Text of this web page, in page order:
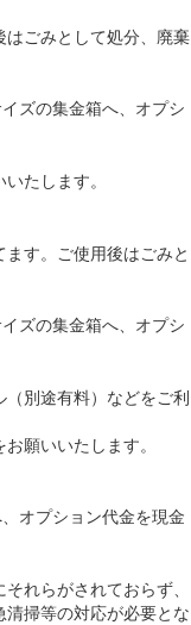
はごみとして処分、廃棄
ズの集金箱へ、オプシ
たします。
す。ご使用後はごみと
ズの集金箱へ、オプシ
（別途有料）などをご利
願いいたします。
オプション代金を現金
れらがされておらず、
掃等の対応が必要とな